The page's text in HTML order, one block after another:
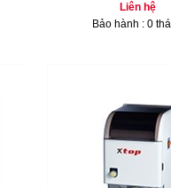
Liên hệ
Bảo hành : 0